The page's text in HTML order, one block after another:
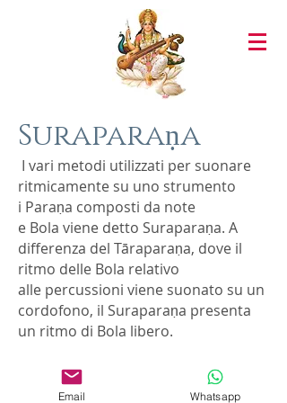
Suraparaṇa
I vari metodi utilizzati per suonare
ritmicamente su uno strumento
i Paraṇa composti da note
e Bola viene detto Suraparaṇa. A
differenza del Tāraparaṇa, dove il
ritmo delle Bola relativo
alle percussioni viene suonato su un
cordofono, il Suraparaṇa presenta
un ritmo di Bola libero.
Email Whatsapp